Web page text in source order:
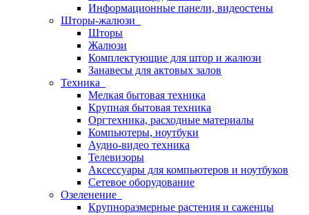
Информационные панели, видеостены
Шторы-жалюзи
Шторы
Жалюзи
Комплектующие для штор и жалюзи
Занавесы для актовых залов
Техника
Мелкая бытовая техника
Крупная бытовая техника
Оргтехника, расходные материалы
Компьютеры, ноутбуки
Аудио-видео техника
Телевизоры
Аксессуары для компьютеров и ноутбуков
Сетевое оборудование
Озеленение
Крупноразмерные растения и саженцы